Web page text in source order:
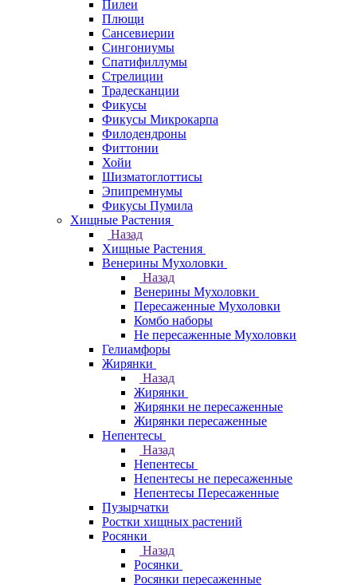
Пилеи
Плющи
Сансевиерии
Сингониумы
Спатифиллумы
Стрелиции
Традесканции
Фикусы
Фикусы Микрокарпа
Филодендроны
Фиттонии
Хойи
Шизматоглоттисы
Эпипремнумы
Фикусы Пумила
Хищные Растения
Назад
Хищные Растения
Венерины Мухоловки
Назад
Венерины Мухоловки
Пересаженные Мухоловки
Комбо наборы
Не пересаженные Мухоловки
Гелиамфоры
Жирянки
Назад
Жирянки
Жирянки не пересаженные
Жирянки пересаженные
Непентесы
Назад
Непентесы
Непентесы не пересаженные
Непентесы Пересаженные
Пузырчатки
Ростки хищных растений
Росянки
Назад
Росянки
Росянки пересаженные